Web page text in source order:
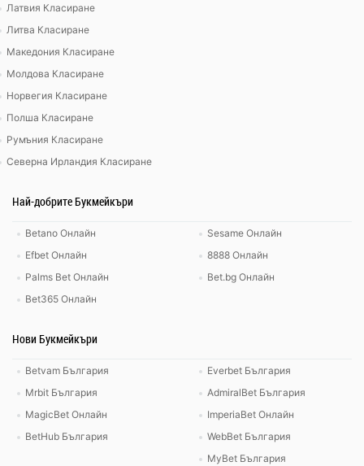
Латвия Класиране
Литва Класиране
Македония Класиране
Молдова Класиране
Норвегия Класиране
Полша Класиране
Румъния Класиране
Северна Ирландия Класиране
Най-добрите Букмейкъри
Betano Онлайн
Efbet Онлайн
Palms Bet Онлайн
Bet365 Онлайн
Sesame Онлайн
8888 Онлайн
Bet.bg Онлайн
Нови Букмейкъри
Betvam България
Mrbit България
MagicBet Онлайн
BetHub България
Everbet България
AdmiralBet България
ImperiaBet Онлайн
WebBet България
MyBet България